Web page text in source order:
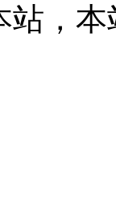
站，